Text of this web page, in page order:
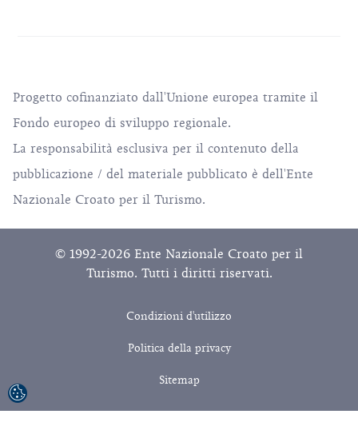
Progetto cofinanziato dall'Unione europea tramite il
Fondo europeo di sviluppo regionale.
La responsabilità esclusiva per il contenuto della
pubblicazione / del materiale pubblicato è dell'Ente
Nazionale Croato per il Turismo.
© 1992-2026 Ente Nazionale Croato per il
Turismo. Tutti i diritti riservati.
Condizioni d'utilizzo
Politica della privacy
Sitemap